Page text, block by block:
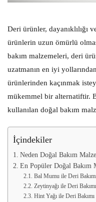
Deri ürünler,
ürünlerin uzun ömürlü
bakım malzemeleri, deri
uzatmanın en iyi
ürünlerinden kaçınmak
mükemmel bir alternatiftir.
kullanılan doğal bakım
İçindekiler
Neden Doğal Bakım
En Popüler Doğal Bakım
Bal Mumu ile Deri
Zeytinyağı ile Deri Bakımı
Hint Yağı ile Deri Bakımı